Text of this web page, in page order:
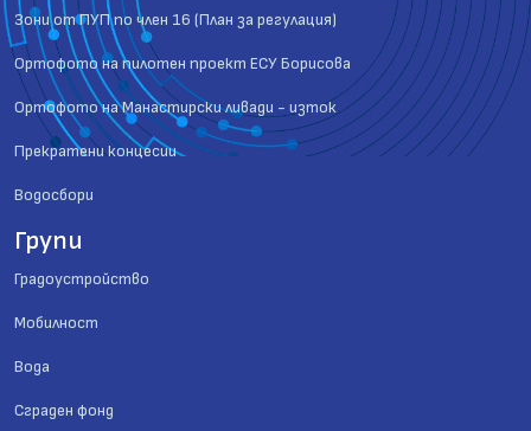
Зони от ПУП по член 16 (План за регулация)
Ортофото на пилотен проект ЕСУ Борисова
Ортофото на Манастирски ливади - изток
Прекратени концесии
Водосбори
Групи
Градоустройство
Мобилност
Вода
Сграден фонд